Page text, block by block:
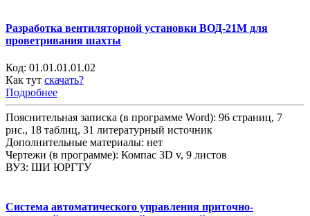
Разработка вентиляторной установки ВОД-21М для
проветривания шахты
Код: 01.01.01.01.02
Как тут скачать?
Подробнее
Пояснительная записка (в программе Word): 96 страниц, 7
рис., 18 таблиц, 31 литературный источник
Дополнительные материалы: нет
Чертежи (в программе): Компас 3D v, 9 листов
ВУЗ: ШИ ЮРГТУ
Система автоматического управления приточно-